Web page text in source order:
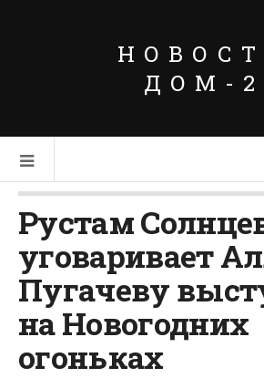
ДОМ-2
Рустам
уговаривает
Пугачеву
на Новогодних
огоньках